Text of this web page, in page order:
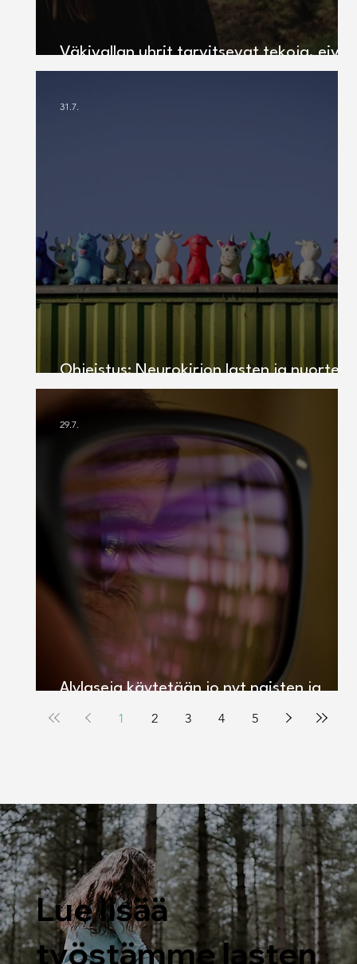
Väkivallan uhrit tarvitsevat tekoja, eivät
pelkkiä vähimmäisratkaisuja!
Ohjeistus: Neurokirjon lasten ja nuorten
digiturvataitojen tukeminen
31.7.
Älylaseja käytetään jo nyt naisten ja
29.7.
1 2 3 4 5
Lue lisää
työstämme lasten